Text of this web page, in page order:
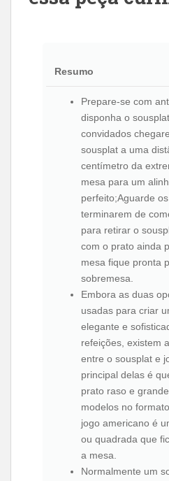
Resumo
Prepare-se com
disponha o
convidados
sousplat a uma
centímetro da
mesa para um
perfeito;Aguarde
terminarem de
para retirar o
com o prato ainda
mesa fique pronta
sobremesa.
Embora as duas
usadas para criar
elegante e
refeições, existem
entre o sousplat e
principal delas é
prato raso e
modelos no
jogo americano é
ou quadrada que
a mesa.
Normalmente um